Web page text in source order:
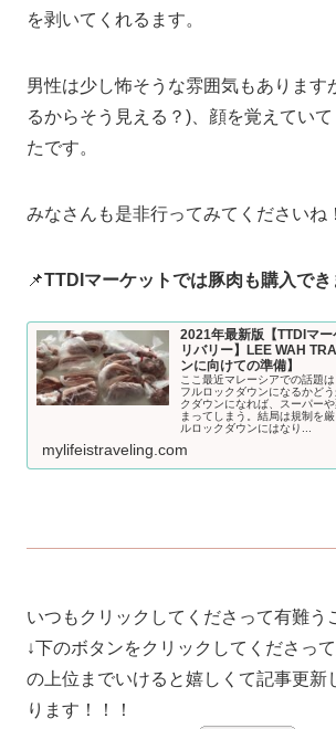
を剥いてくれるます。
男性は少し怖そうな雰囲気もあります
るからそう見える？)、顔を覚えてい
たです。
みなさんも是非行ってみてくださいね！
📌TTDIマーケットでは豚肉も購入でき
2021年最新版【TTDIマ
リバリー】LEE WAH
ンに向けての準備】
ここ最近マレーシアでの話題
フルロックダウンになるかど
クダウンになれば、スーパー
まってしまう。結局は規制を
ルロックダウンにはなり...
mylifeistraveling.com
いつもクリックしてくださって有難
↓下のボタンをクリックしてくださっ
の上位までいけると嬉しくて記事更新
ります！！！